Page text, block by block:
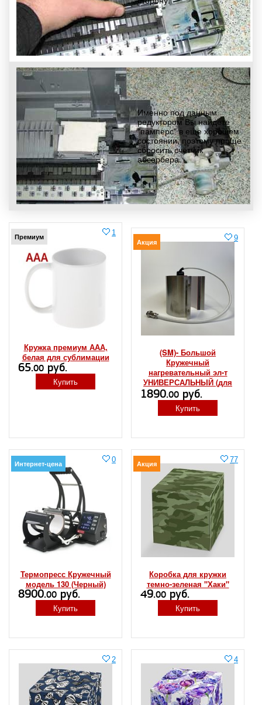
Именно под данным
редуктором Вы найдете
"памперс" в еще хорошем
состоянии, поэтому проще
сбросить счётчик
абсорбера.
Кружка премиум ААА,
белая для сублимации
1
Премиум
65.00 руб.
Купить
(SM)- Большой
Кружечный
нагревательный эл-т
УНИВЕРСАЛЬНЫЙ (для
130 и DM-100)
9
Акция
1890.00 руб.
Купить
Термопресс Кружечный
модель 130 (Черный)
0
Интернет-цена
8900.00 руб.
Купить
Коробка для кружки
темно-зеленая "Хаки"
77
Акция
49.00 руб.
Купить
2 4